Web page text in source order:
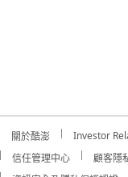
關於酷澎 Investor
信任管理中心
顧客隱